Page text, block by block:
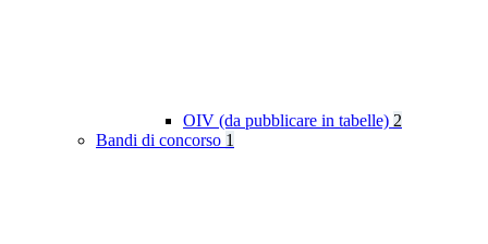
OIV (da pubblicare in tabelle) 2
Bandi di concorso 1